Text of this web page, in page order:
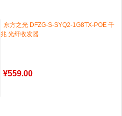
东方之光 DFZG-S-SYQ2-1G8TX-POE 千
兆 光纤收发器
¥559.00